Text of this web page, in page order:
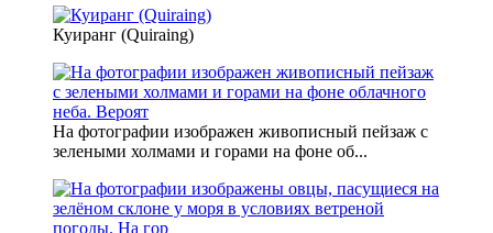
Куиранг (Quiraing)
На фотографии изображен живописный пейзаж с
зелеными холмами и горами на фоне об...